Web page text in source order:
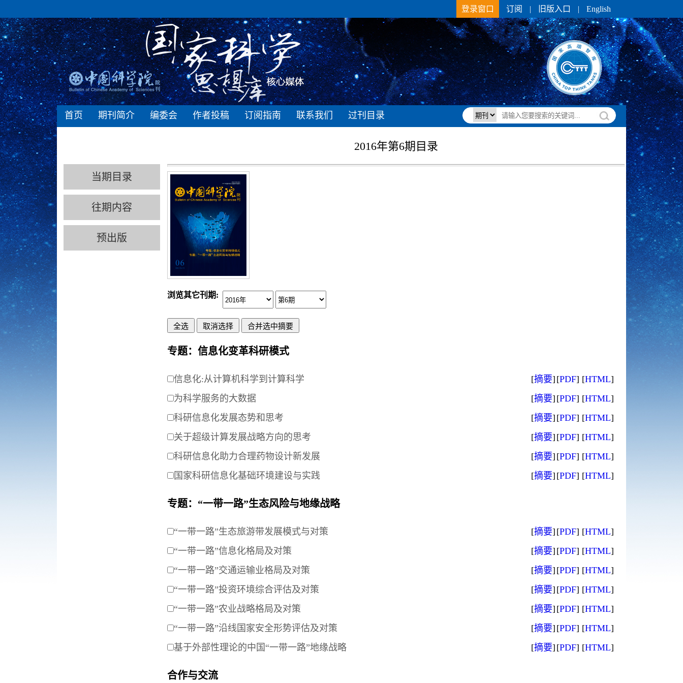
登录窗口 订阅 | 旧版入口 | English
首页 期刊简介 编委会 作者投稿 订阅指南 联系我们 过刊目录
当期目录
往期内容
预出版
2016年第6期目录
浏览其它刊期:
专题：信息化变革科研模式
信息化:从计算机科学到计算科学 [摘要] [PDF] [HTML]
为科学服务的大数据
[摘要] [PDF] [HTML]
科研信息化发展态势和思考
[摘要] [PDF] [HTML]
关于超级计算发展战略方向的思考
[摘要] [PDF] [HTML]
科研信息化助力合理药物设计新发展
[摘要] [PDF] [HTML]
国家科研信息化基础环境建设与实践
[摘要] [PDF] [HTML]
专题：“一带一路”生态风险与地缘战略
“一带一路”生态旅游带发展模式与对策 [摘要] [PDF] [HTML]
“一带一路”信息化格局及对策
[摘要] [PDF] [HTML]
“一带一路”交通运输业格局及对策
[摘要] [PDF] [HTML]
“一带一路”投资环境综合评估及对策
[摘要] [PDF] [HTML]
“一带一路”农业战略格局及对策
[摘要] [PDF] [HTML]
“一带一路”沿线国家安全形势评估及对策
[摘要] [PDF] [HTML]
基于外部性理论的中国“一带一路”地缘战略
[摘要] [PDF] [HTML]
合作与交流